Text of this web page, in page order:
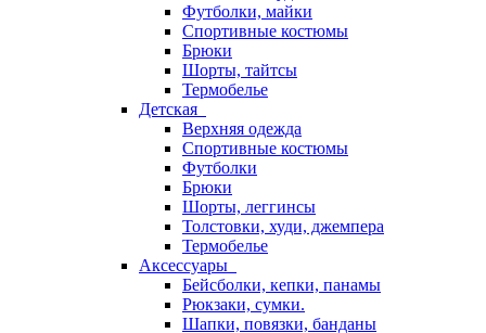
Футболки, майки
Спортивные костюмы
Брюки
Шорты, тайтсы
Термобелье
Детская
Верхняя одежда
Спортивные костюмы
Футболки
Брюки
Шорты, леггинсы
Толстовки, худи, джемпера
Термобелье
Аксессуары
Бейсболки, кепки, панамы
Рюкзаки, сумки.
Шапки, повязки, банданы